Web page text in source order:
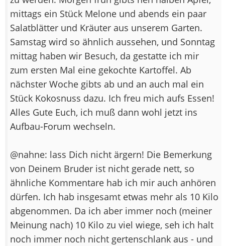
mittags ein Stück Melone und abends ein paar
Salatblätter und Kräuter aus unserem Garten.
Samstag wird so ähnlich aussehen, und Sonntag
mittag haben wir Besuch, da gestatte ich mir
zum ersten Mal eine gekochte Kartoffel. Ab
nächster Woche gibts ab und an auch mal ein
Stück Kokosnuss dazu. Ich freu mich aufs Essen!
Alles Gute Euch, ich muß dann wohl jetzt ins
Aufbau-Forum wechseln.
@nahne: lass Dich nicht ärgern! Die Bemerkung
von Deinem Bruder ist nicht gerade nett, so
ähnliche Kommentare hab ich mir auch anhören
dürfen. Ich hab insgesamt etwas mehr als 10 Kilo
abgenommen. Da ich aber immer noch (meiner
Meinung nach) 10 Kilo zu viel wiege, seh ich halt
noch immer noch nicht gertenschlank aus - und